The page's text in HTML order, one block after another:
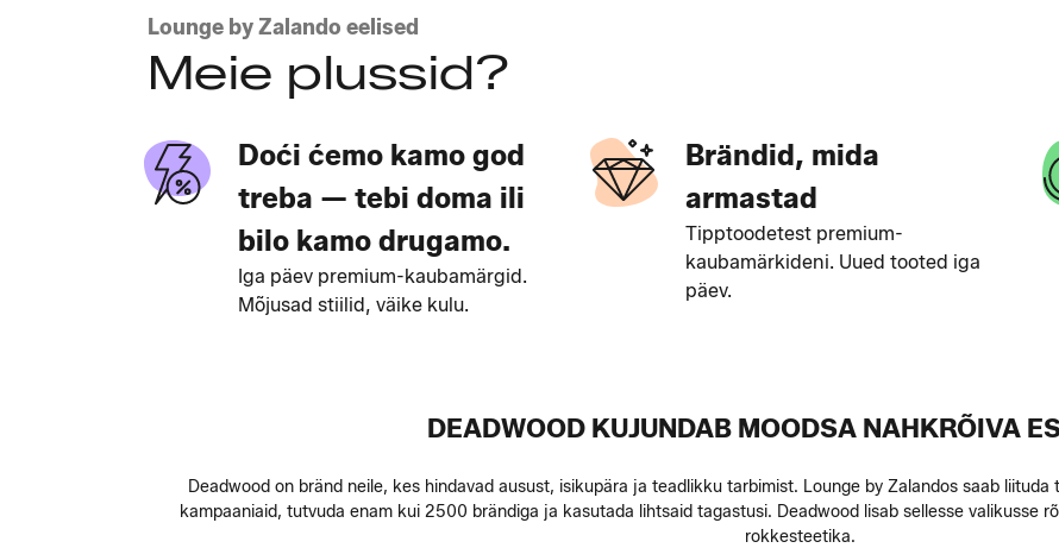
Lounge by Zalando eelised
Meie plussid?
Doći ćemo kamo god
treba — tebi doma ili
bilo kamo drugamo.
Iga päev premium-kaubamärgid.
Mõjusad stiilid, väike kulu.
Brändid, mida
armastad
Tipptoodetest premium-
kaubamärkideni. Uued tooted iga
päev.
DEADWOOD KUJUNDAB MOODSA NAHKRÕIVA
Deadwood on bränd neile, kes hindavad ausust, isikupära ja teadlikku tarbimist. Lounge by Zalandos saab
kampaaniaid, tutvuda enam kui 2500 brändiga ja kasutada lihtsaid tagastusi. Deadwood lisab sellesse valikusse
rokkesteetika.